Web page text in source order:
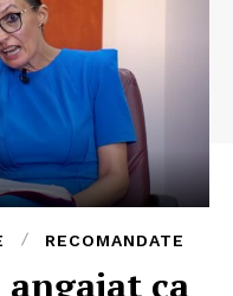
RECOMANDATE
angajat ca